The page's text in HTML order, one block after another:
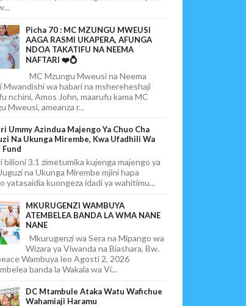
Picha 70 : MC MZUNGU MWEUSI
AAGA RASMI UKAPERA, AFUNGA
NDOA TAKATIFU NA NEEMA
NAFTARI ❤️💍
MC Mzungu Mweusi na Neema
Mwandishi wa habari na mshereheshaji
nchini, Amos John, maarufu kama MC
Mweusi, ameanza r...
Ummy Azindua Majengo Ya Chuo Cha
Na Ukunga Mirembe, Kwa Ufadhili Wa
Fund
bilioni 3.1 zimetumika kujenga majengo ya
na Ukunga Mirembe mjini hapa
yatasaidia kuongeza idadi ya wahitimu...
MKURUGENZI WAMBUYA
ATEMBELEA BANDA LA WMA NANE
NANE
Mkurugenzi wa Sera na Mipango wa
Wizara ya Viwanda na Biashara, Bw.
Wambuya leo Agosti 2, 2026
banda la Wakala wa Vi...
DC Mtambule Ataka Watu Wafichue
Wahamiaji Haramu